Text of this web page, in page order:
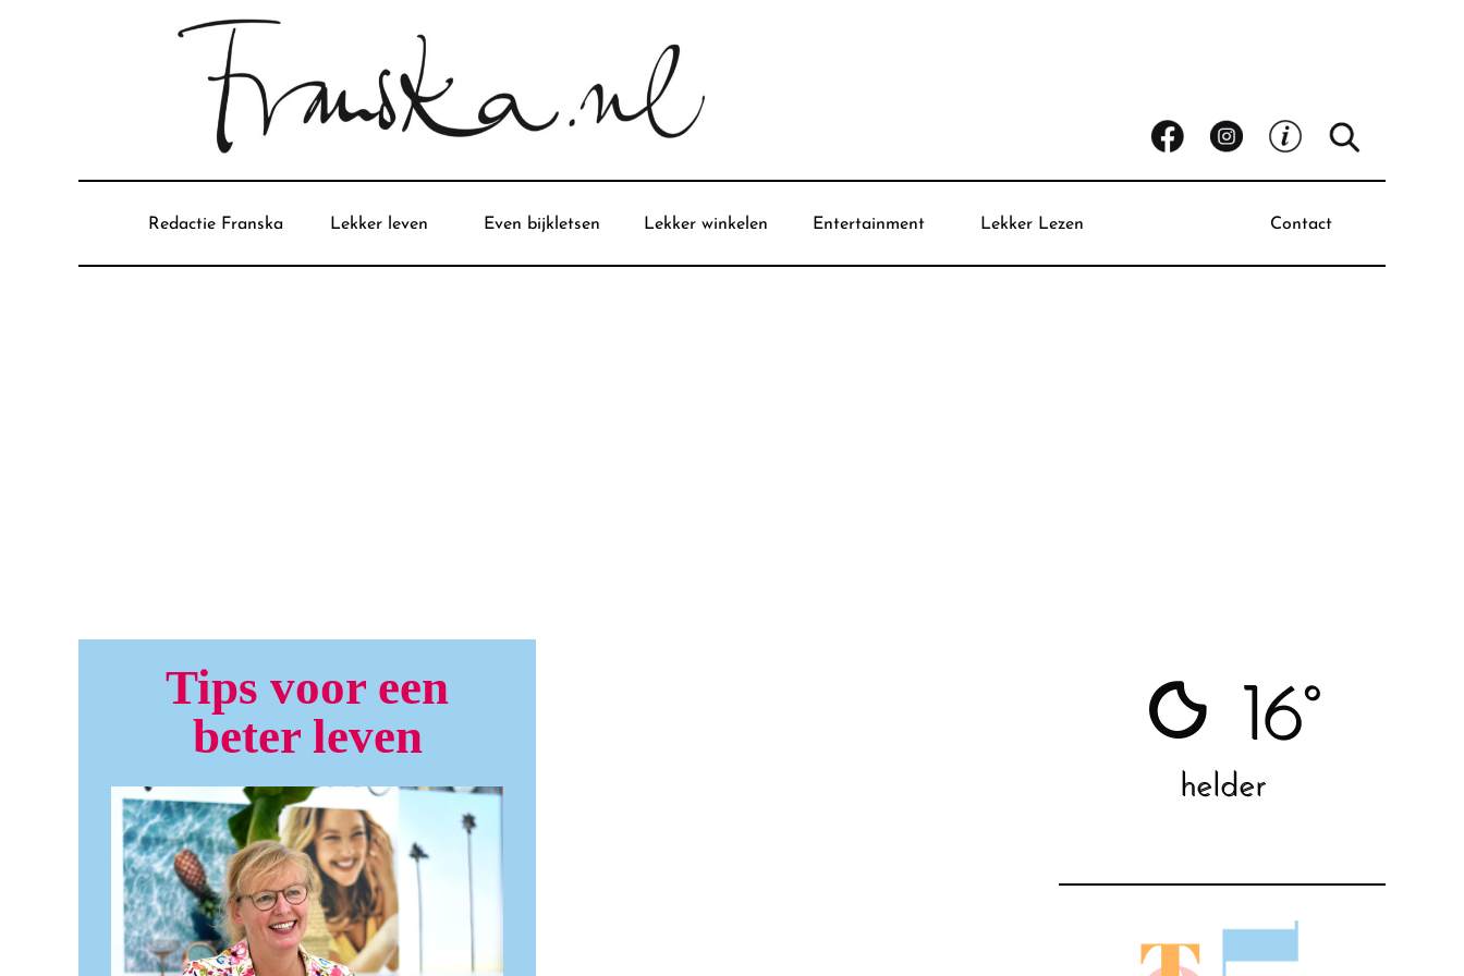
Redactie Franska Lekker leven Even bijkletsen Lekker winkelen Entertainment Lekker Lezen Contact
Tips voor een
beter leven
16°
helder